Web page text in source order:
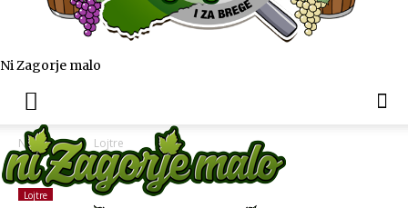
Ni Zagorje malo
Naslovnica Lojtre
Lojtre